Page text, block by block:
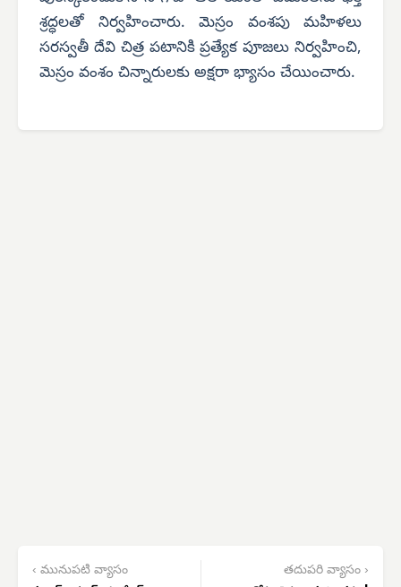
శ్రద్ధలతో నిర్వహించారు. మెస్రం వంశపు మహిళలు
సరస్వతీ దేవి చిత్ర పటానికి ప్రత్యేక పూజలు నిర్వహించి,
మెస్రం వంశం చిన్నారులకు అక్షరా భ్యాసం చేయించారు.
‹ మునుపటి వ్యాసం తదుపరి వ్యాసం ›